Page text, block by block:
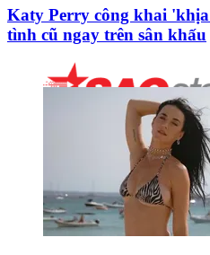
Katy Perry công khai
tình cũ ngay trên sân khấu